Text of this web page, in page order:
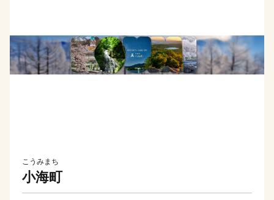
こうみまち
小海町